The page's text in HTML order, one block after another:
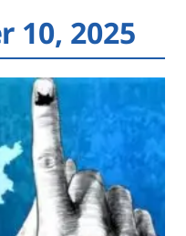
10, 2025